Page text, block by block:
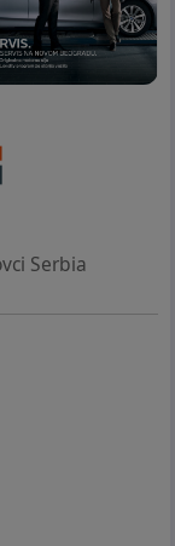
Serbia